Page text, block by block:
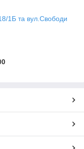
1Б та вул.Свободи